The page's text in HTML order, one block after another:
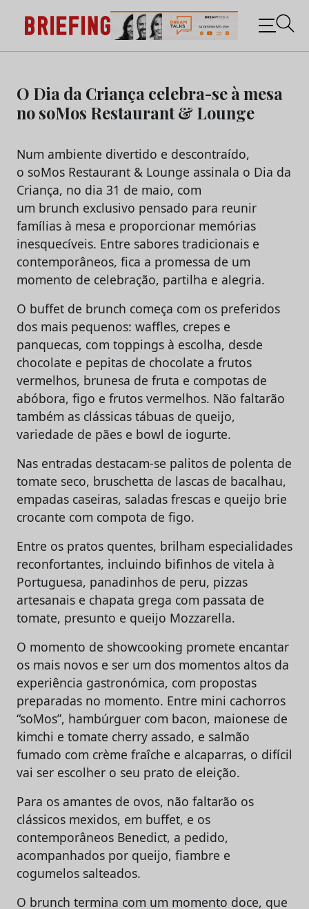
content
Briefing: Todas as notícias sobre os negócios do
Marketing e da Publicidade
O Dia da Criança celebra-se à mesa
no soMos Restaurant & Lounge
Num ambiente divertido e descontraído,
o soMos Restaurant & Lounge assinala o Dia da
Criança, no dia 31 de maio, com
um brunch exclusivo pensado para reunir
famílias à mesa e proporcionar memórias
inesquecíveis. Entre sabores tradicionais e
contemporâneos, fica a promessa de um
momento de celebração, partilha e alegria.
O buffet de brunch começa com os preferidos
dos mais pequenos: waffles, crepes e
panquecas, com toppings à escolha, desde
chocolate e pepitas de chocolate a frutos
vermelhos, brunesa de fruta e compotas de
abóbora, figo e frutos vermelhos. Não faltarão
também as clássicas tábuas de queijo,
variedade de pães e bowl de iogurte.
Nas entradas destacam-se palitos de polenta de
tomate seco, bruschetta de lascas de bacalhau,
empadas caseiras, saladas frescas e queijo brie
crocante com compota de figo.
Entre os pratos quentes, brilham especialidades
reconfortantes, incluindo bifinhos de vitela à
Portuguesa, panadinhos de peru, pizzas
artesanais e chapata grega com passata de
tomate, presunto e queijo Mozzarella.
O momento de showcooking promete encantar
os mais novos e ser um dos momentos altos da
experiência gastronómica, com propostas
preparadas no momento. Entre mini cachorros
“soMos”, hambúrguer com bacon, maionese de
kimchi e tomate cherry assado, e salmão
fumado com crème fraîche e alcaparras, o difícil
vai ser escolher o seu prato de eleição.
Para os amantes de ovos, não faltarão os
clássicos mexidos, em buffet, e os
contemporâneos Benedict, a pedido,
acompanhados por queijo, fiambre e
cogumelos salteados.
O brunch termina com um momento doce, que